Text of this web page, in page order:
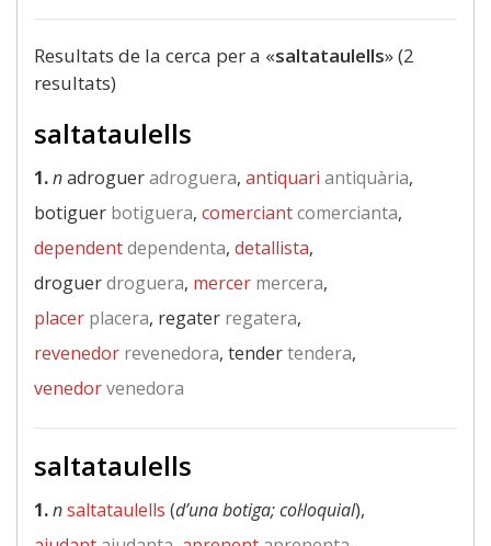
Resultats de la cerca per a «saltataulells» (2
resultats)
saltataulells
1.nadrogueradroguera, antiquari antiquària,
botiguer botiguera, comerciantcomercianta,
dependentdependenta, detallista,
droguerdroguera, mercer mercera,
placer placera, regater regatera,
revenedor revenedora, tendertendera,
venedorvenedora
saltataulells
1.nsaltataulells (d’una botiga; col·loquial),